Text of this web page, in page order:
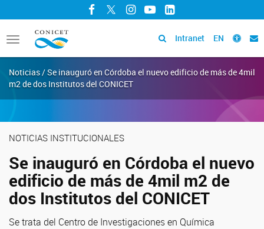
Facebook
TwitterInstagram
YouTubeLinkedIn
Toggle
navigation
Intranet EN
Noticias / Se inauguró en Córdoba el nuevo edificio de más de 4mil
m2 de dos Institutos del CONICET
NOTICIAS INSTITUCIONALES
Se inauguró en Córdoba el nuevo
edificio de más de 4mil m2 de
dos Institutos del CONICET
Se trata del Centro de Investigaciones en Química